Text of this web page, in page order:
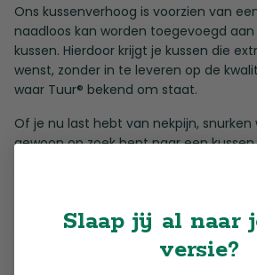
Ons kussenverhoog is voorzien van
naadloos kan worden toegevoegd
kussen. Hierdoor krijgt je kussen die
wenst, zonder in te leveren op de
waar Tuur® bekend om staat.
Of je nu last hebt van nekpijn,
gewoon op zoek bent naar een
aanpassingsmogelijkheid die je nodig
Slaap jij al naar
versie?